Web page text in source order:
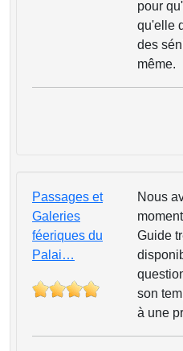
pour
qu'elle
des
même.
Passages et
Galeries
féeriques du
Palai…
Nous
Guide
son
à une